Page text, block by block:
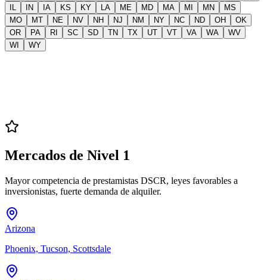
IL
IN IA KS KY LA ME MD MA MI MN
MS
MO
MT NE NV NH NJ NM NY NC ND OH
OK
OR
PA RI SC SD TN TX UT VT VA WA
WV
WI
WY
Mercados de Nivel 1
Mayor competencia de prestamistas DSCR, leyes favorables a
inversionistas, fuerte demanda de alquiler.
Arizona
Phoenix, Tucson, Scottsdale